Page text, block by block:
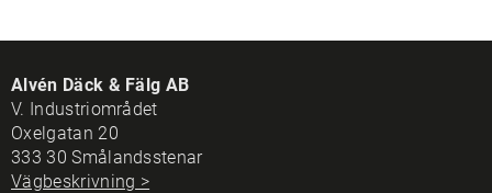
Alvén Däck & Fälg AB
V. Industriområdet
Oxelgatan 20
333 30 Smålandsstenar
Vägbeskrivning >